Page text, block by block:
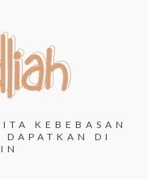
KEBEBASAN
DI